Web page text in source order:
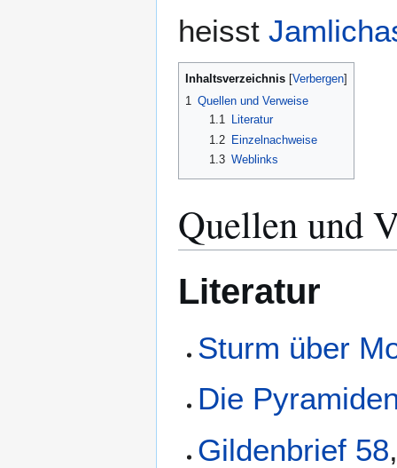
heisst
Inhaltsverzeichnis
1 Quellen und Verweise
1.1
Literatur
1.2 Einzelnachweise
1.3 Weblinks
Quellen und
Literatur
Sturm über
Die
Gildenbrief 58